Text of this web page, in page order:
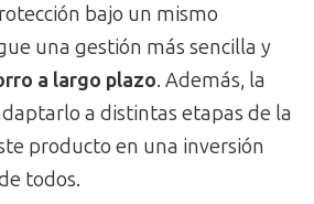
bajo un mismo
una gestión más sencilla y
a largo plazo. Además, la
a distintas etapas de la
producto en una inversión
todos.